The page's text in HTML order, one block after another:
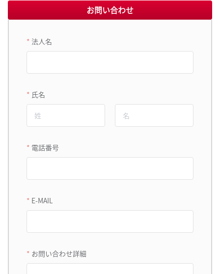
お問い合わせ
法人名
氏名
電話番号
E-MAIL
お問い合わせ詳細